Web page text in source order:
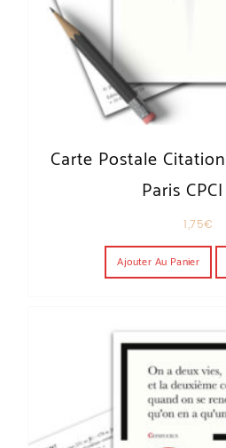
Carte Postale
Paris
1,75€
Ajouter Au Panier